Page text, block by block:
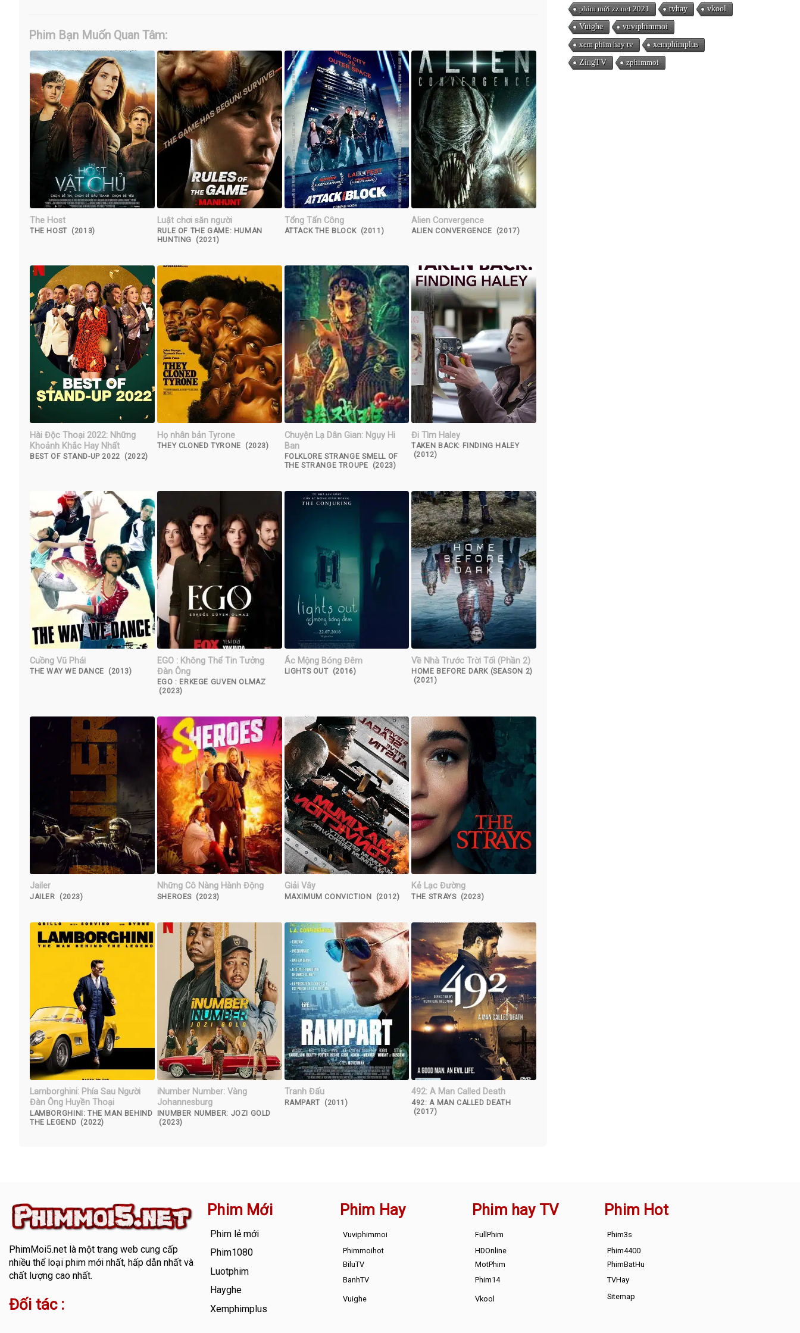
Phim Bạn Muốn Quan Tâm:
The Host
THE HOST (2013)
Luật chơi săn người
RULE OF THE GAME: HUMAN
HUNTING (2021)
Tổng Tấn Công
ATTACK THE BLOCK (2011)
Alien Convergence
ALIEN CONVERGENCE (2017)
Hài Độc Thoại 2022: Những
Khoảnh Khắc Hay Nhất
BEST OF STAND-UP 2022 (2022)
Họ nhân bản Tyrone
THEY CLONED TYRONE (2023)
Chuyện Lạ Dân Gian: Ngụy Hi
Ban
FOLKLORE STRANGE SMELL OF
THE STRANGE TROUPE (2023)
Đi Tìm Haley
TAKEN BACK: FINDING HALEY
(2012)
Cuồng Vũ Phái
THE WAY WE DANCE (2013)
EGO : Không Thể Tin Tưởng
Đàn Ông
EGO : ERKEGE GUVEN OLMAZ
(2023)
Ác Mộng Bóng Đêm
LIGHTS OUT (2016)
Về Nhà Trước Trời Tối (Phần 2)
HOME BEFORE DARK (SEASON 2)
(2021)
Jailer
JAILER (2023)
Những Cô Nàng Hành Động
SHEROES (2023)
Giải Vây
MAXIMUM CONVICTION (2012)
Kẻ Lạc Đường
THE STRAYS (2023)
Lamborghini: Phía Sau Người
Đàn Ông Huyền Thoại
LAMBORGHINI: THE MAN BEHIND
THE LEGEND (2022)
iNumber Number: Vàng
Johannesburg
INUMBER NUMBER: JOZI GOLD
(2023)
Tranh Đấu
RAMPART (2011)
492: A Man Called Death
492: A MAN CALLED DEATH
(2017)
phim mới zz.net 2021 tvhay
vkool
Vuighe
vuviphimmoi
xem phim hay tv
xemphimplus
ZingTV
zphimmoi
PhimMoi5.netlà một trang web cung cấp
nhiều thể loại phim mới nhất, hấp dẫn nhất và
chất lượng cao nhất.
Đối tác :
Phim Mới
Phim lẻ mới
Phim1080
Luotphim
Hayghe
Xemphimplus
Phim Hay
Vuviphimmoi
Phimmoihot
BiluTV
BanhTV
Vuighe
Phim hay TV
FullPhim
HDOnline
MotPhim
Phim14
Vkool
Phim Hot
Phim3s
Phim4400
PhimBatHu
TVHay
Sitemap